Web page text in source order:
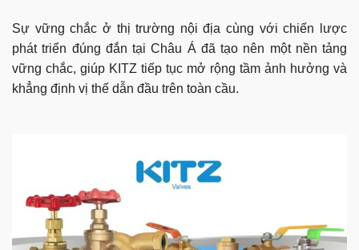
Sự vững chắc ở thị trường nội địa cùng với chiến lược
phát triển đúng đắn tại Châu Á đã tạo nên một nền tảng
vững chắc, giúp KITZ tiếp tục mở rộng tầm ảnh hưởng và
khẳng định vị thế dẫn đầu trên toàn cầu.